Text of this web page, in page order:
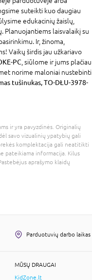
suteikti kuo daugiau
edukacinių žaislų,
Planuojantiems laisvalaikį su
Ir, žinoma,
Vaikų širdis jau užkariavo
PC , siūlome ir jums plačiau
norime maloniai nustebinti
tušinukas, TO-DŁU-3978-
ir yra pavyzdinės. Originalių
savo vizualinių ypatybių gali
komplektacija gali neatitikti
pateikiama informacija. Kilus
aprašymo klaidų
Parduotuvių darbo laikas
MŪSŲ DRAUGAI
KidZone.lt